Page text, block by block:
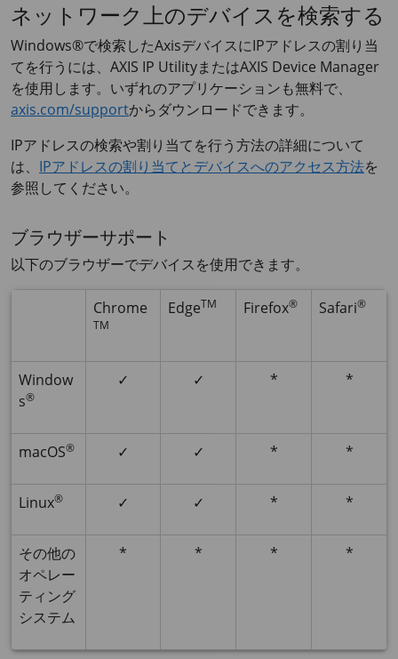
ネットワーク上のデバイスを検索する
Windows®で検索したAxisデバイスにIPアドレスの割り当
てを行うには、 AXIS IP UtilityまたはAXIS Device Manager
を使用します。いずれのアプリケーションも無料で、
axis.com/supportからダウンロードできます。
IPアドレスの検索や割り当てを行う方法の詳細について
は、 IPアドレスの割り当てとデバイスへのアクセス⽅法を
参照してください。
ブラウザーサポート
以下のブラウザーでデバイスを使用できます。
Chrome
TM
EdgeTM Firefox® Safari®
Window
s®
✓ ✓ * *
macOS® ✓ ✓ * *
Linux® ✓ ✓ * *
その他の
オペレー
ティング
システム
* * * *